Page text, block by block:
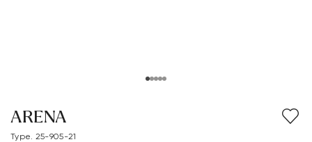
ARENA
Type. 25-905-21